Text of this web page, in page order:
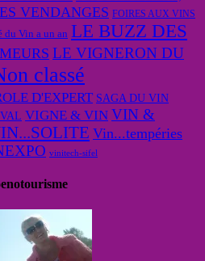
VENDANGES FOIRES AUX VINS
du Vin a un an LE BUZZ DES
LE VIGNERON DU
classé
D'EXPERT SAGA DU VIN
VIGNE & VIN VIN &
Vin...tempéries
vinitech-sifel